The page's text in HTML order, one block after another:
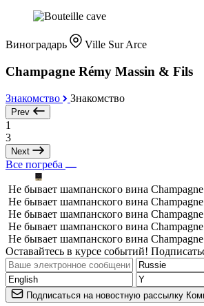
Виноградарь Ville Sur Arce
Champagne Rémy Massin & Fils
Знакомство Знакомство
Prev
1
3
Next
Все погреба
Не бывает шампанского вина
Не бывает шампанского вина
Не бывает шампанского вина
Не бывает шампанского вина
Не бывает шампанского вина
Оставайтесь в курсе событий!
Подписаться на новостную рассылку